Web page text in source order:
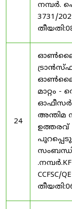
നമ്പർ.
3731/
24
മാറ്റം
അന്തിമ
ഉത്തരവ്
CCFSC/